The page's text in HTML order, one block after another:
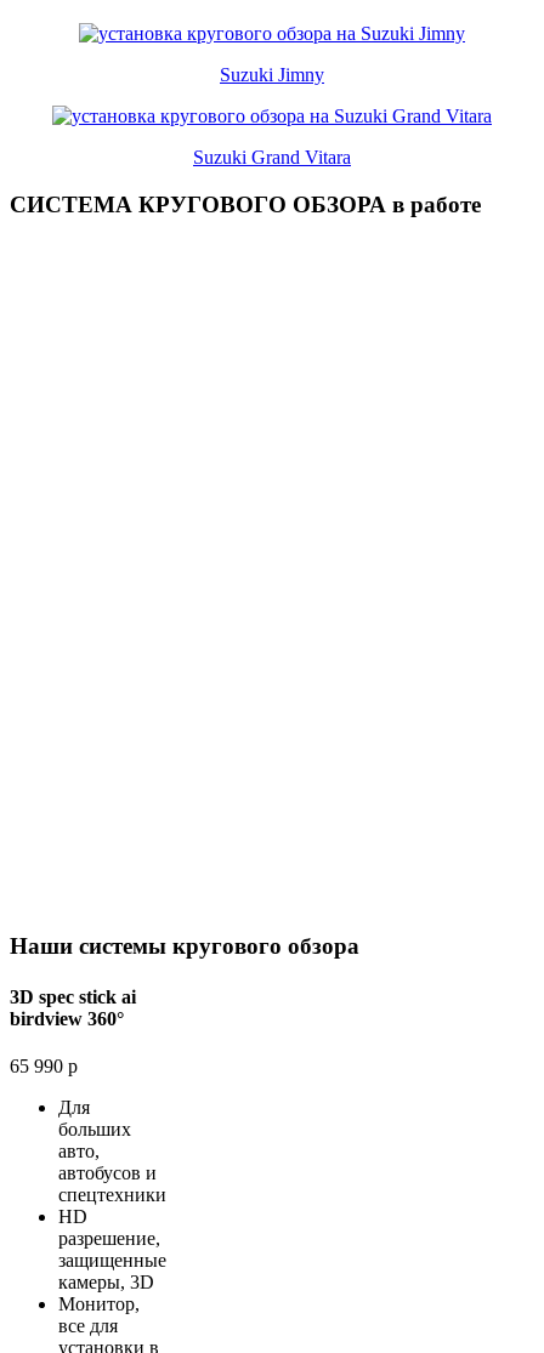
Suzuki Jimny
Suzuki Grand Vitara
СИСТЕМА КРУГОВОГО ОБЗОРА в работе
Наши системы кругового обзора
3D spec stick ai
birdview 360°
65 990 р
Для
больших
авто,
автобусов и
спецтехники
HD
разрешение,
защищенные
камеры, 3D
Монитор,
все для
установки в